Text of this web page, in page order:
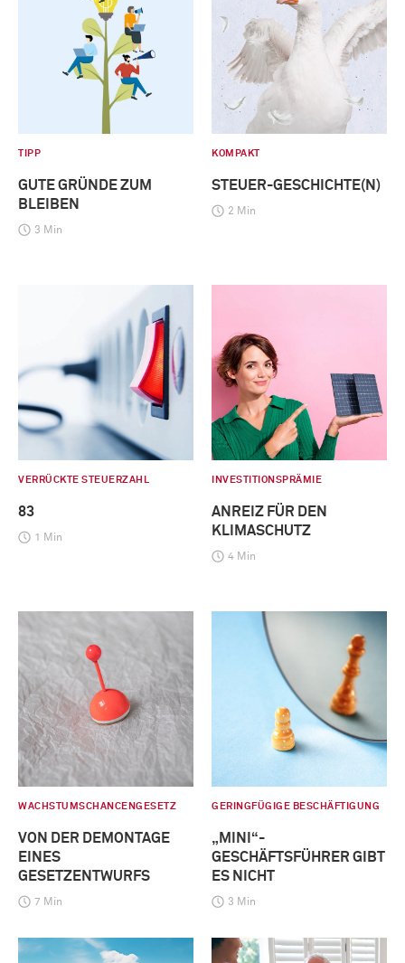
TIPP
GUTE GRÜNDE ZUM
BLEIBEN
3 Min
KOMPAKT
STEUER-GESCHICHTE(N)
2 Min
VERRÜCKTE STEUERZAHL
83
1 Min
INVESTITIONSPRÄMIE
ANREIZ FÜR DEN
KLIMASCHUTZ
4 Min
WACHSTUMSCHANCENGESETZ
VON DER DEMONTAGE
EINES
GESETZENTWURFS
7 Min
GERINGFÜGIGE BESCHÄFTIGUNG
„MINI“-
GESCHÄFTSFÜHRER GIBT
ES NICHT
3 Min